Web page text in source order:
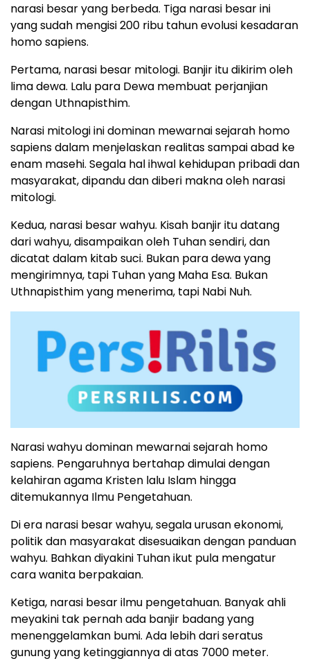
narasi besar yang berbeda. Tiga narasi besar ini
yang sudah mengisi 200 ribu tahun evolusi kesadaran
homo sapiens.
Pertama, narasi besar mitologi. Banjir itu dikirim oleh
lima dewa. Lalu para Dewa membuat perjanjian
dengan Uthnapisthim.
Narasi mitologi ini dominan mewarnai sejarah homo
sapiens dalam menjelaskan realitas sampai abad ke
enam masehi. Segala hal ihwal kehidupan pribadi dan
masyarakat, dipandu dan diberi makna oleh narasi
mitologi.
Kedua, narasi besar wahyu. Kisah banjir itu datang
dari wahyu, disampaikan oleh Tuhan sendiri, dan
dicatat dalam kitab suci. Bukan para dewa yang
mengirimnya, tapi Tuhan yang Maha Esa. Bukan
Uthnapisthim yang menerima, tapi Nabi Nuh.
Narasi wahyu dominan mewarnai sejarah homo
sapiens. Pengaruhnya bertahap dimulai dengan
kelahiran agama Kristen lalu Islam hingga
ditemukannya Ilmu Pengetahuan.
Di era narasi besar wahyu, segala urusan ekonomi,
politik dan masyarakat disesuaikan dengan panduan
wahyu. Bahkan diyakini Tuhan ikut pula mengatur
cara wanita berpakaian.
Ketiga, narasi besar ilmu pengetahuan. Banyak ahli
meyakini tak pernah ada banjir badang yang
menenggelamkan bumi. Ada lebih dari seratus
gunung yang ketinggiannya di atas 7000 meter.